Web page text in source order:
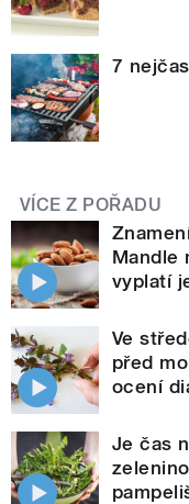
7
VÍCE Z POŘADU
Mandle
vyplatí
Ve
před
ocení
Je čas